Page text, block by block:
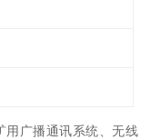
用广播通讯系统、无线